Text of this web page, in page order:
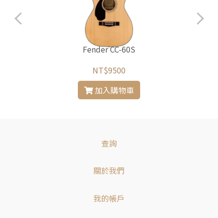
Fender CC-60S
NT$9500
加入購物車
查詢
關於我們
我的帳戶